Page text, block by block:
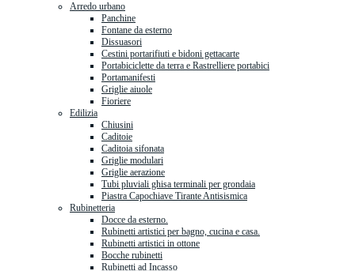
Arredo urbano
Panchine
Fontane da esterno
Dissuasori
Cestini portarifiuti e bidoni gettacarte
Portabiciclette da terra e Rastrelliere portabici
Portamanifesti
Griglie aiuole
Fioriere
Edilizia
Chiusini
Caditoie
Caditoia sifonata
Griglie modulari
Griglie aerazione
Tubi pluviali ghisa terminali per grondaia
Piastra Capochiave Tirante Antisismica
Rubinetteria
Docce da esterno.
Rubinetti artistici per bagno, cucina e casa.
Rubinetti artistici in ottone
Bocche rubinetti
Rubinetti ad Incasso